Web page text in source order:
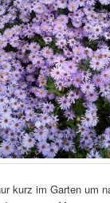
kurz im Garten um